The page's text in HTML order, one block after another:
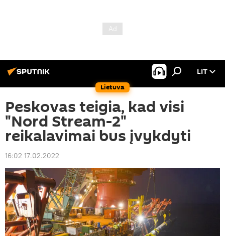
Lietuva
LIT
Peskovas teigia, kad visi
"Nord Stream-2"
reikalavimai bus įvykdyti
16:02 17.02.2022